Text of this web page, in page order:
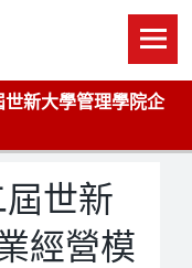
新大學管理學院企
世新
經營模